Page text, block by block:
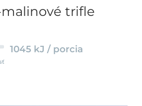
trifle
1045 kJ / porcia